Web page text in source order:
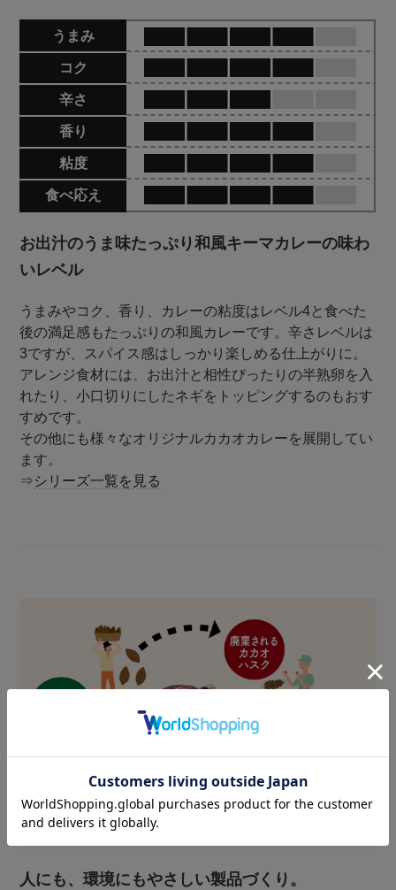
うまみ
コク
辛さ
香り
粘度
食べ応え
お出汁のうま味たっぷり和風キーマカレーの味わ
いレベル
うまみやコク、香り、カレーの粘度はレベル4と食べた
後の満足感もたっぷりの和風カレーです。辛さレベルは
3ですが、スパイス感はしっかり楽しめる仕上がりに。
アレンジ食材には、お出汁と相性ぴったりの半熟卵を入
れたり、小口切りにしたネギをトッピングするのもおす
すめです。
その他にも様々なオリジナルカカオカレーを展開してい
ます。
⇒シリーズ一覧を見る
人にも、環境にもやさしい製品づくり。